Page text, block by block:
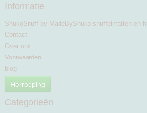
Informatie
ShukoSnuff by MadeByShuko snuffelmatten en
Contact
Over ons
Voorwaarden
blog
Herroeping
Categorieën